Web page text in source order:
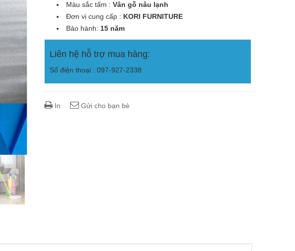
Màu sắc tấm :Vân gỗ nâu lạnh
Đơn vị cung cấp : KORI FURNITURE
Bảo hành: 15 năm
Liên hệ hỗ trợ mua hàng:
Số điện thoại : 097-927-2338
In Gửi cho bạn bè